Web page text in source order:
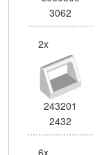
3062
2x
243201
2432
6x